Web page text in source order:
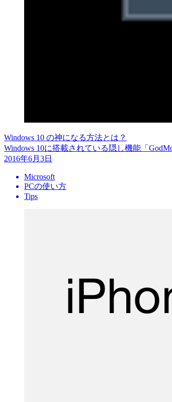
Windows 10 の神になる方法とは？
Windows 10に搭載されている隠し機能「
2016年6月3日
Microsoft
PCの使い方
Tips